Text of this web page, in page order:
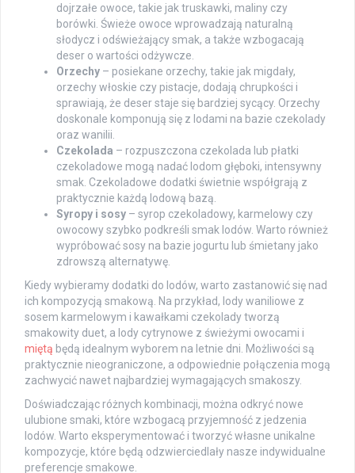
dojrzałe owoce, takie jak truskawki, maliny czy
borówki. Świeże owoce wprowadzają naturalną
słodycz i odświeżający smak, a także wzbogacają
deser o wartości odżywcze.
Orzechy – posiekane orzechy, takie jak migdały,
orzechy włoskie czy pistacje, dodają chrupkości i
sprawiają, że deser staje się bardziej sycący. Orzechy
doskonale komponują się z lodami na bazie czekolady
oraz wanilii.
Czekolada – rozpuszczona czekolada lub płatki
czekoladowe mogą nadać lodom głęboki, intensywny
smak. Czekoladowe dodatki świetnie współgrają z
praktycznie każdą lodową bazą.
Syropy i sosy – syrop czekoladowy, karmelowy czy
owocowy szybko podkreśli smak lodów. Warto również
wypróbować sosy na bazie jogurtu lub śmietany jako
zdrowszą alternatywę.
Kiedy wybieramy dodatki do lodów, warto zastanowić się nad
ich kompozycją smakową. Na przykład, lody waniliowe z
sosem karmelowym i kawałkami czekolady tworzą
smakowity duet, a lody cytrynowe z świeżymi owocami i
miętą będą idealnym wyborem na letnie dni. Możliwości są
praktycznie nieograniczone, a odpowiednie połączenia mogą
zachwycić nawet najbardziej wymagających smakoszy.
Doświadczając różnych kombinacji, można odkryć nowe
ulubione smaki, które wzbogacą przyjemność z jedzenia
lodów. Warto eksperymentować i tworzyć własne unikalne
kompozycje, które będą odzwierciedlały nasze indywidualne
preferencje smakowe.